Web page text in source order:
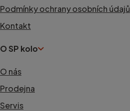
Podmínky ochrany osobních údajů
Kontakt
O SP kolo
O nás
Prodejna
Servis